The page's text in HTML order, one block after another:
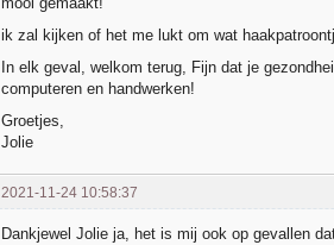
ik zal kijken of het me lukt om wat
In elk geval, welkom terug, Fijn dat je
computeren en handwerken!
Groetjes,
Jolie
2021-11-24 10:58:37
Dankjewel Jolie ja, het is mij ook op gevallen